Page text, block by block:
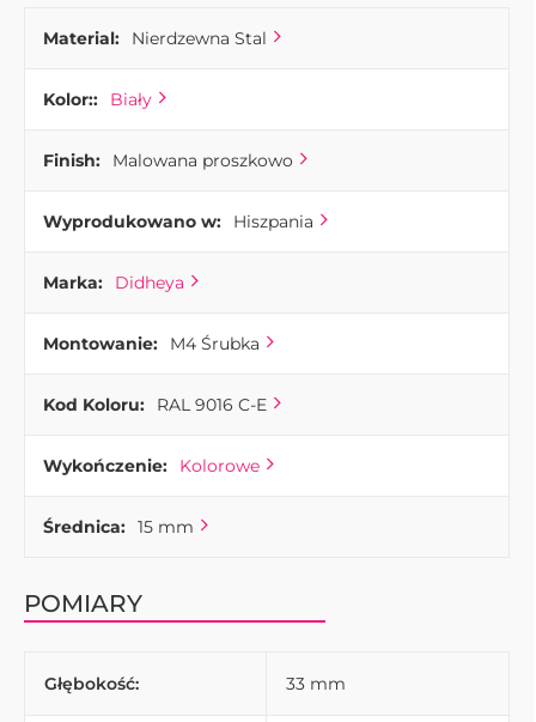
Material: Nierdzewna Stal
Kolor:: Biały
Finish: Malowana proszkowo
Wyprodukowano w: Hiszpania
Marka: Didheya
Montowanie: M4 Śrubka
Kod Koloru: RAL 9016 C-E
Wykończenie: Kolorowe
Średnica: 15 mm
POMIARY
Głębokość: 33 mm